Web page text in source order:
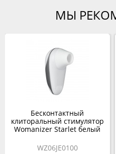
МЫ
Бесконтактный
клиторальный стимулятор
Womanizer Starlet белый
WZ06JE0100